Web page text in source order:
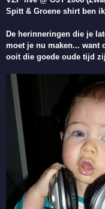
Spitt & Groene shirt ben
De herinneringen die je
moet je nu maken... want
ooit die goede oude tijd